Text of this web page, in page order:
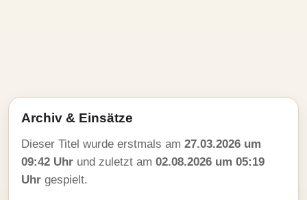
Archiv & Einsätze
Dieser Titel wurde erstmals am 27.03.2026 um
09:42 Uhr und zuletzt am 02.08.2026 um 05:19
Uhr gespielt.